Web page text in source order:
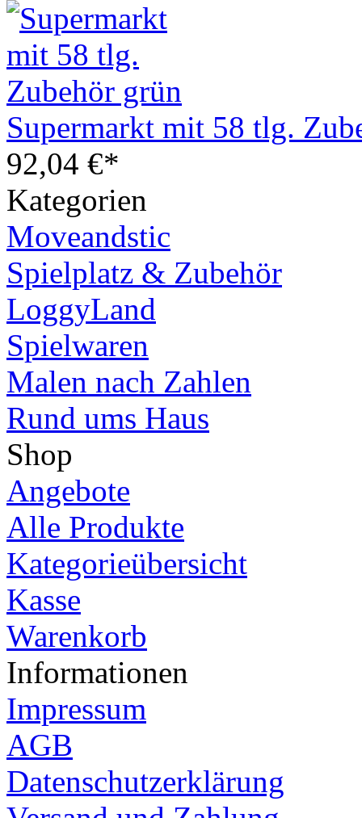
Supermarkt mit 58 tlg.
92,04 €*
Kategorien
Moveandstic
Spielplatz & Zubehör
LoggyLand
Spielwaren
Malen nach Zahlen
Rund ums Haus
Shop
Angebote
Alle Produkte
Kategorieübersicht
Kasse
Warenkorb
Informationen
Impressum
AGB
Datenschutzerklärung